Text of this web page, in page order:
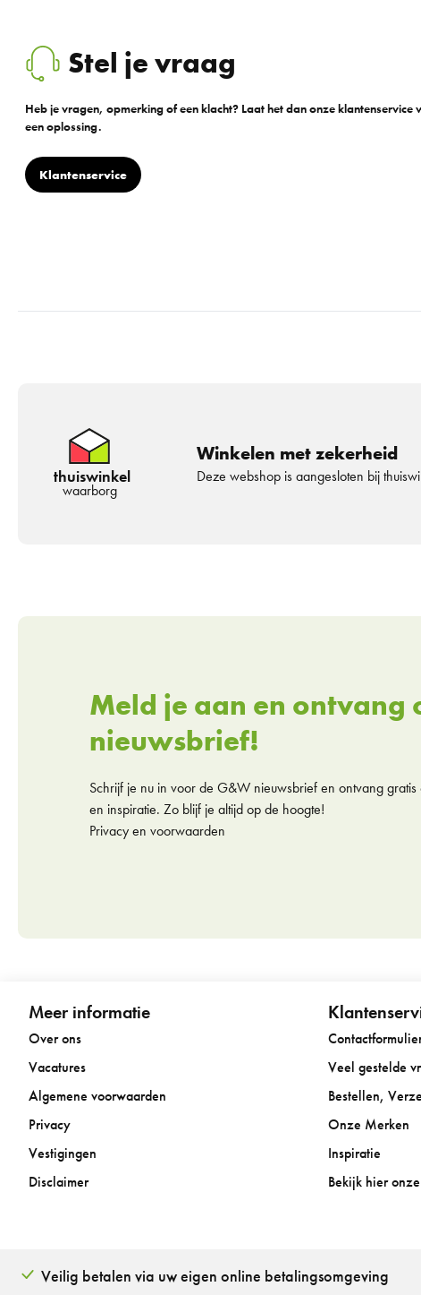
Stel je vraag
Heb je vragen, opmerking of een klacht? Laat het dan onze klantenservice
een oplossing.
Klantenservice
thuiswinkel
waarborg
Winkelen met zekerheid
Deze webshop is aangesloten bij
Meld je aan en ontvang
nieuwsbrief!
Schrijf je nu in voor de G&W nieuwsbrief en ontvang
en inspiratie. Zo blijf je altijd op de hoogte!
Privacy en voorwaarden
Meer informatie
Over ons
Vacatures
Algemene voorwaarden
Privacy
Vestigingen
Disclaimer
Veel gestelde
Bestellen,
Onze Merken
Inspiratie
Bekijk hier
Veilig betalen via uw eigen online betalingsomgeving